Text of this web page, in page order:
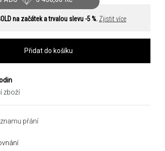
na začátek a trvalou slevu -5 %. Zjistit více
Přidat do košíku
zboží
přání